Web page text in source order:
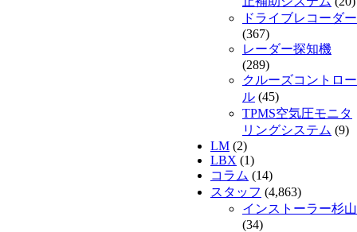
ドライブレコーダー
(367)
レーダー探知機
(289)
クルーズコントロー
ル (45)
TPMS空気圧モニタ
リングシステム (9)
LM (2)
LBX (1)
コラム (14)
スタッフ (4,863)
インストーラー杉山
(34)